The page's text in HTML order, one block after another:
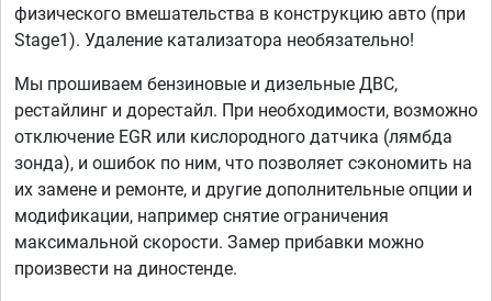
физического вмешательства в конструкцию авто (при
Stage1). Удаление катализатора необязательно!
Мы прошиваем бензиновые и дизельные ДВС,
рестайлинг и дорестайл. При необходимости, возможно
отключение EGR или кислородного датчика (лямбда
зонда), и ошибок по ним, что позволяет сэкономить на
их замене и ремонте, и другие дополнительные опции и
модификации, например снятие ограничения
максимальной скорости. Замер прибавки можно
произвести на диностенде.